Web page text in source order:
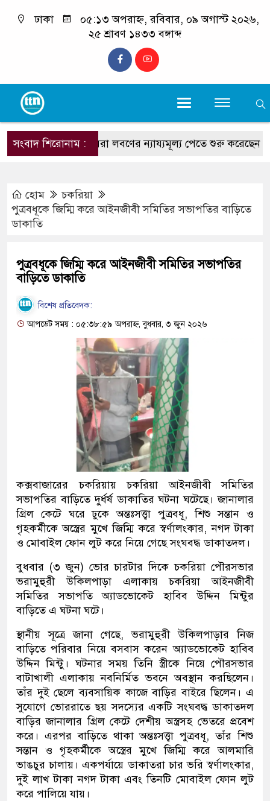
ঢাকা
০৫:১৩ অপরাহ্ন, রবিবার, ০৯ অগাস্ট ২০২৬,
২৫ শ্রাবণ ১৪৩৩ বঙ্গাব্দ
সংবাদ শিরোনাম :চাষিরা লবণের ন্যায্যমূল্য পেতে শুরু করেছেন :
হোম
চকরিয়া
পুত্রবধূকে জিম্মি করে আইনজীবী সমিতির সভাপতির বাড়িতে
ডাকাতি
পুত্রবধূকে জিম্মি করে আইনজীবী সমিতির সভাপতির
বাড়িতে ডাকাতি
বিশেষ প্রতিবেদক:
আপডেট সময় : ০৫:৩৮:৫৯ অপরাহ্ন, বুধবার, ৩ জুন ২০২৬
কক্সবাজারের চকরিয়ায় চকরিয়া আইনজীবী সমিতির
সভাপতির বাড়িতে দুর্ধর্ষ ডাকাতির ঘটনা ঘটেছে। জানালার
গ্রিল কেটে ঘরে ঢুকে অন্তঃসত্ত্বা পুত্রবধূ, শিশু সন্তান ও
গৃহকর্মীকে অস্ত্রের মুখে জিম্মি করে স্বর্ণালংকার, নগদ টাকা
ও মোবাইল ফোন লুট করে নিয়ে গেছে সংঘবদ্ধ ডাকাতদল।
বুধবার (৩ জুন) ভোর চারটার দিকে চকরিয়া পৌরসভার
ভরামুহুরী উকিলপাড়া এলাকায় চকরিয়া আইনজীবী
সমিতির সভাপতি অ্যাডভোকেট হাবিব উদ্দিন মিন্টুর
বাড়িতে এ ঘটনা ঘটে।
স্থানীয় সূত্রে জানা গেছে, ভরামুহুরী উকিলপাড়ার নিজ
বাড়িতে পরিবার নিয়ে বসবাস করেন অ্যাডভোকেট হাবিব
উদ্দিন মিন্টু। ঘটনার সময় তিনি স্ত্রীকে নিয়ে পৌরসভার
বাটাখালী এলাকায় নবনির্মিত ভবনে অবস্থান করছিলেন।
তাঁর দুই ছেলে ব্যবসায়িক কাজে বাড়ির বাইরে ছিলেন। এ
সুযোগে ভোররাতে ছয় সদস্যের একটি সংঘবদ্ধ ডাকাতদল
বাড়ির জানালার গ্রিল কেটে দেশীয় অস্ত্রসহ ভেতরে প্রবেশ
করে। এরপর বাড়িতে থাকা অন্তঃসত্ত্বা পুত্রবধূ, তাঁর শিশু
সন্তান ও গৃহকর্মীকে অস্ত্রের মুখে জিম্মি করে আলমারি
ভাঙচুর চালায়। একপর্যায়ে ডাকাতরা চার ভরি স্বর্ণালংকার,
দুই লাখ টাকা নগদ টাকা এবং তিনটি মোবাইল ফোন লুট
করে পালিয়ে যায়।